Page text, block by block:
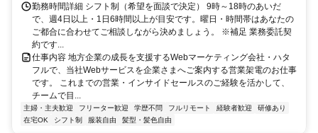
勤務時間詳細 シフト制（希望を面談で決定） 9時～18時のあいだ
で、週4日以上・1日6時間以上が目安です。曜日・時間帯はあなたの
ご都合に合わせてご相談しながら決めましょう。 ※補足 業務委託契
約です...
仕事内容 地方企業の成長を支援するWebマーケティング会社・ハタ
フルで、当社Webサービスを企業さまへご案内する営業架電のお仕事
です。 これまでの営業・インサイドセールスのご経験を活かして、
チームで目...
主婦・主夫歓迎 フリーター歓迎 学歴不問 フルリモート 経験者歓迎
研修あり
在宅OK
シフト制 服装自由 髪型・髪色自由